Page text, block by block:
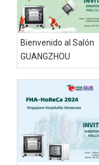
Bienvenido al Salón
GUANGZHOU